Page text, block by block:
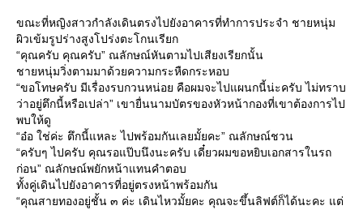
ขณะที่หญิงสาวกำลังเดินตรงไปยังอาคารที่ทำการประจำ ชายหนุ่ม
ผิวเข้มรูปร่างสูงโปร่งตะโกนเรียก
“คุณครับ คุณครับ” ณลักษณ์หันตามไปเสียงเรียกนั้น
ชายหนุ่มวิ่งตามมาด้วยความกระหืดกระหอบ
“ขอโทษครับ มีเรื่องรบกวนหน่อย คือผมจะไปแผนกนี้น่ะครับ ไม่ทราบ
ว่าอยู่ตึกนี้หรือเปล่า” เขายื่นนามบัตรของหัวหน้ากองที่เขาต้องการไป
พบให้ดู
“อ๋อ ใช่ค่ะ ตึกนี้แหละ ไปพร้อมกันเลยมั้ยคะ” ณลักษณ์ชวน
“ครับๆ ไปครับ คุณรอแป๊บนึงนะครับ เดี๋ยวผมขอหยิบเอกสารในรถ
ก่อน” ณลักษณ์พยักหน้าแทนคำตอบ
ทั้งคู่เดินไปยังอาคารที่อยู่ตรงหน้าพร้อมกัน
“คุณสายทองอยู่ชั้น ๓ ค่ะ เดินไหวมั้ยคะ คุณจะขึ้นลิฟต์ก็ได้นะคะ แต่